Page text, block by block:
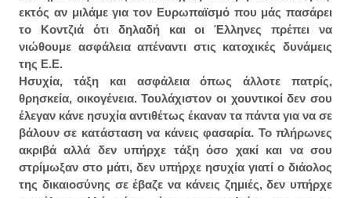
εκτός αν μιλάμε για τον Ευρωπαϊσμό που μάς πασάρει
το Κοντζιά ότι δηλαδή και οι Έλληνες πρέπει να
νιώθουμε ασφάλεια απέναντι στις κατοχικές δυνάμεις
της Ε.Ε.
Ησυχία, τάξη και ασφάλεια όπως άλλοτε πατρίς,
θρησκεία, οικογένεια. Τουλάχιστον οι χουντικοί δεν σου
έλεγαν κάνε ησυχία αντιθέτως έκαναν τα πάντα για να σε
βάλουν σε κατάσταση να κάνεις φασαρία. Το πλήρωνες
ακριβά αλλά δεν υπήρχε τάξη όσο χακί και να σου
στρίμωξαν στο μάτι, δεν υπήρχε ησυχία γιατί ο διάολος
της δικαιοσύνης σε έβαζε να κάνεις ζημιές, δεν υπήρχε